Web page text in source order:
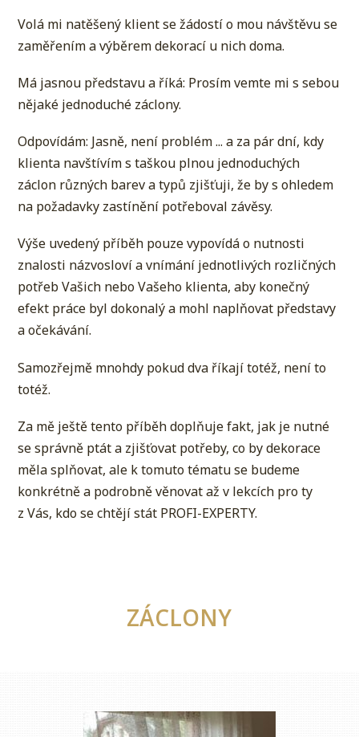
Volá mi natěšený klient se žádostí o mou návštěvu se
zaměřením a výběrem dekorací u nich doma.
Má jasnou představu a říká: Prosím vemte mi s sebou
nějaké jednoduché záclony.
Odpovídám: Jasně, není problém ... a za pár dní, kdy
klienta navštívím s taškou plnou jednoduchých
záclon různých barev a typů zjišťuji, že by s ohledem
na požadavky zastínění potřeboval závěsy.
Výše uvedený příběh pouze vypovídá o nutnosti
znalosti názvosloví a vnímání jednotlivých rozličných
potřeb Vašich nebo Vašeho klienta, aby konečný
efekt práce byl dokonalý a mohl naplňovat představy
a očekávání.
Samozřejmě mnohdy pokud dva říkají totéž, není to
totéž.
Za mě ještě tento příběh doplňuje fakt, jak je nutné
se správně ptát a zjišťovat potřeby, co by dekorace
měla splňovat, ale k tomuto tématu se budeme
konkrétně a podrobně věnovat až v lekcích pro ty
z Vás, kdo se chtějí stát PROFI-EXPERTY.
ZÁCLONY